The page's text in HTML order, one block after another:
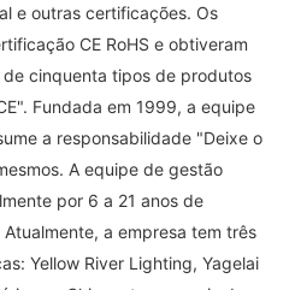
e outras certificações. Os
CE RoHS e obtiveram
cinquenta tipos de produtos
Fundada em 1999, a equipe
a responsabilidade "Deixe o
A equipe de gestão
por 6 a 21 anos de
a empresa tem três
Yellow River Lighting, Yagelai